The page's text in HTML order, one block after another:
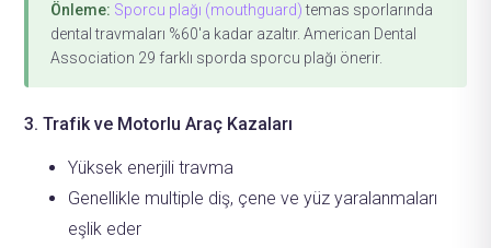
Önleme: Sporcu plağı (mouthguard)temas sporlarında
dental travmaları %60'a kadar azaltır. American Dental
Association 29 farklı sporda sporcu plağı önerir.
3. Trafik ve Motorlu Araç Kazaları
Yüksek enerjili travma
Genellikle multiple diş, çene ve yüz yaralanmaları
eşlik eder